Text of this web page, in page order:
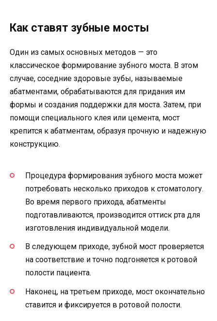
Как ставят зубные мосты
Один из самых основных методов — это
классическое формирование зубного моста. В этом
случае, соседние здоровые зубы, называемые
абатментами, обрабатываются для придания им
формы и создания поддержки для моста. Затем, при
помощи специального клея или цемента, мост
крепится к абатментам, образуя прочную и надежную
конструкцию.
Процедура формирования зубного моста может
потребовать несколько приходов к стоматологу.
Во время первого прихода, абатменты
подготавливаются, производится оттиск рта для
изготовления индивидуальной модели.
В следующем приходе, зубной мост проверяется
на соответствие и точно подгоняется к ротовой
полости пациента.
Наконец, на третьем приходе, мост окончательно
ставится и фиксируется в ротовой полости.